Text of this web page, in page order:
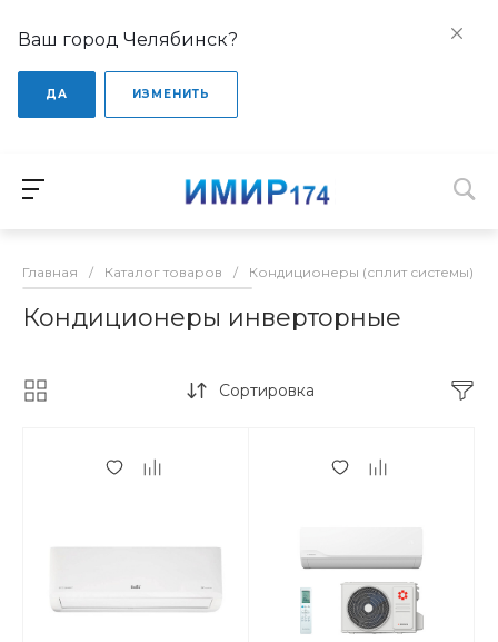
Ваш город Челябинск?
ДА ИЗМЕНИТЬ
Главная / Каталог товаров / Кондиционеры (сплит системы)
Кондиционеры инверторные
Сортировка